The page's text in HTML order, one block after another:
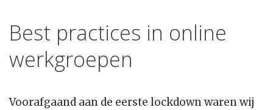
Best practices in online
werkgroepen
Voorafgaand aan de eerste lockdown waren wij